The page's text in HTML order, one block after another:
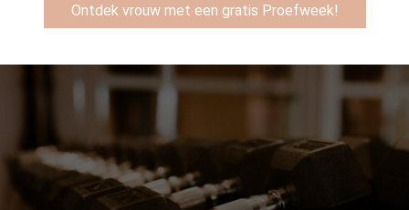
Ontdek vrouw met een gratis Proefweek!